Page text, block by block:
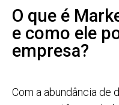
O que é
e como ele
empresa?
Com a abundância de